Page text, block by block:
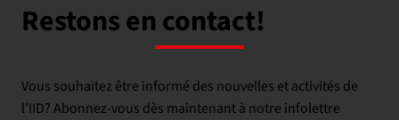
Restons en contact!
Vous souhaitez être informé des nouvelles et activités de
l'IID? Abonnez-vous dès maintenant à notre infolettre